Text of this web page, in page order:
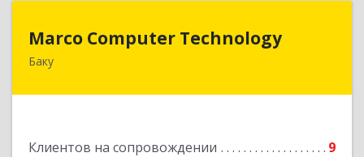
Marco Computer Technology
Баку
Клиентов на сопровождении
9
370010, Баку, Азербайджан, ул.Низами, 125/26